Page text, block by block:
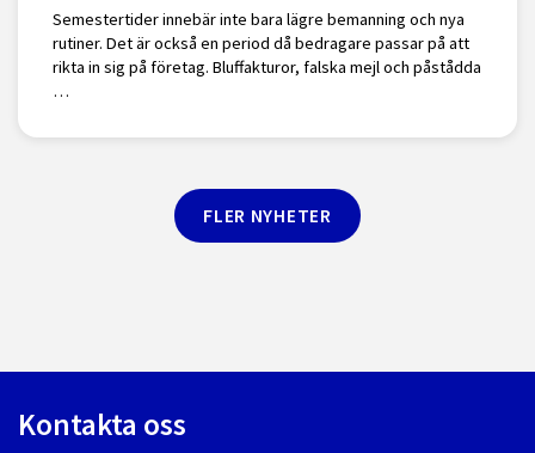
Semestertider innebär inte bara lägre bemanning och nya
rutiner. Det är också en period då bedragare passar på att
rikta in sig på företag. Bluffakturor, falska mejl och påstådda
…
FLER NYHETER
Kontakta oss